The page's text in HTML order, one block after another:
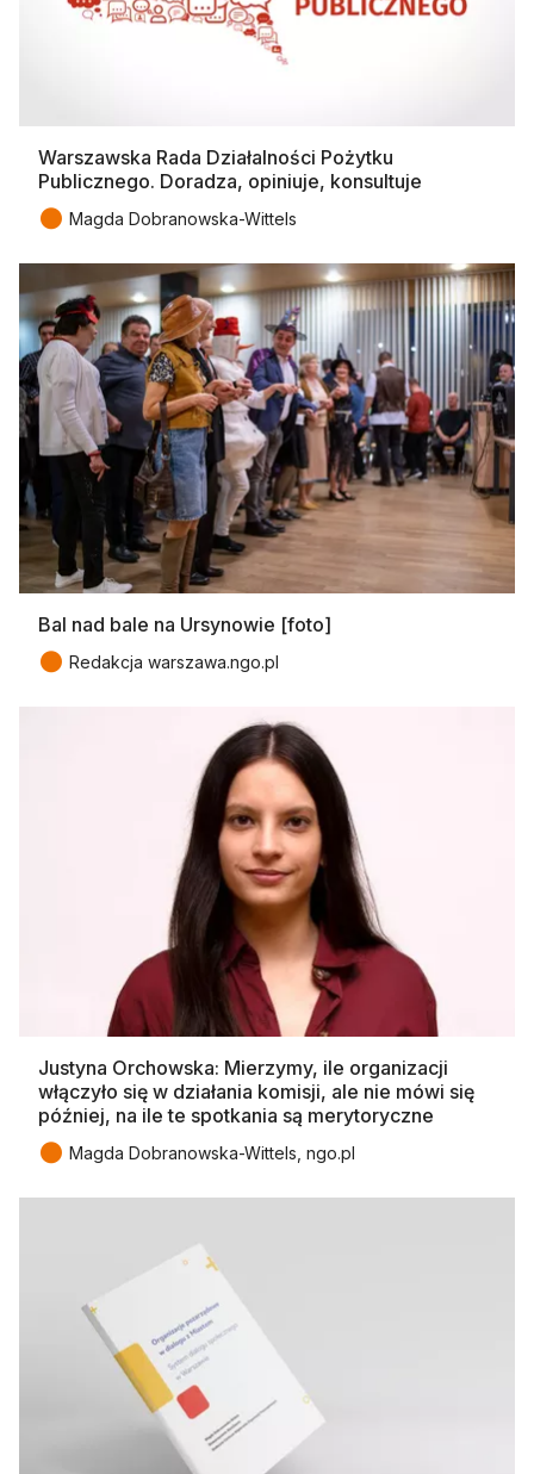
Warszawska Rada Działalności Pożytku
Publicznego. Doradza, opiniuje, konsultuje
● Magda Dobranowska-Wittels
Bal nad bale na Ursynowie [foto]
● Redakcja warszawa.ngo.pl
Justyna Orchowska: Mierzymy, ile organizacji
włączyło się w działania komisji, ale nie mówi się
później, na ile te spotkania są merytoryczne
● Magda Dobranowska-Wittels, ngo.pl